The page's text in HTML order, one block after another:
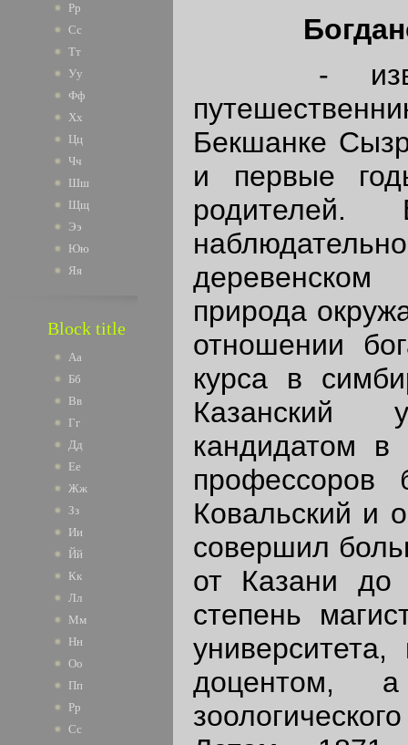
Рр
Сс
Тт
Уу
Фф
Хх
Цц
Чч
Шш
Щщ
Ээ
Юю
Яя
Block title
Аа
Бб
Вв
Гг
Дд
Ее
Жж
Зз
Ии
Йй
Кк
Лл
Мм
Нн
Оо
Пп
Рр
Сс
-
Бекшанке
и первые
природа
отношении
курса в
Казанский
кандидатом
Ковальский и
совершил
от Казани до
степень
доцентом,